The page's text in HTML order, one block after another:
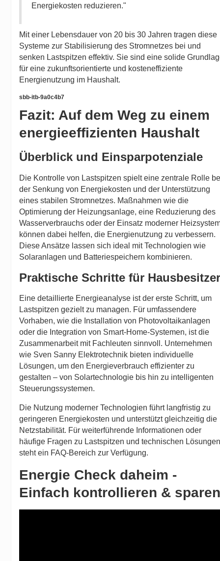
Energiekosten reduzieren."
Mit einer Lebensdauer von 20 bis 30 Jahren tragen diese
Systeme zur Stabilisierung des Stromnetzes bei und
senken Lastspitzen effektiv. Sie sind eine solide
für eine zukunftsorientierte und kosteneffiziente
Energienutzung im Haushalt.
sbb-itb-9a0c4b7
Fazit: Auf dem Weg zu einem
energieeffizienten Haushalt
Überblick und Einsparpotenziale
Die Kontrolle von Lastspitzen spielt eine zentrale Rolle
der Senkung von Energiekosten und der Unterstützung
eines stabilen Stromnetzes. Maßnahmen wie die
Optimierung der Heizungsanlage, eine Reduzierung des
Wasserverbrauchs oder der Einsatz moderner
können dabei helfen, die Energienutzung zu verbessern.
Diese Ansätze lassen sich ideal mit Technologien wie
Solaranlagen und Batteriespeichern kombinieren.
Praktische Schritte für
Eine detaillierte Energieanalyse ist der erste Schritt, um
Lastspitzen gezielt zu managen. Für umfassendere
Vorhaben, wie die Installation von Photovoltaikanlagen
oder die Integration von Smart-Home-Systemen, ist die
Zusammenarbeit mit Fachleuten sinnvoll. Unternehmen
wie Sven Sanny Elektrotechnik bieten individuelle
Lösungen, um den Energieverbrauch effizienter zu
gestalten – von Solartechnologie bis hin zu intelligenten
Steuerungssystemen.
Die Nutzung moderner Technologien führt langfristig zu
geringeren Energiekosten und unterstützt gleichzeitig die
Netzstabilität. Für weiterführende Informationen oder
häufige Fragen zu Lastspitzen und technischen
steht ein FAQ-Bereich zur Verfügung.
Energie Check daheim -
Einfach kontrollieren &